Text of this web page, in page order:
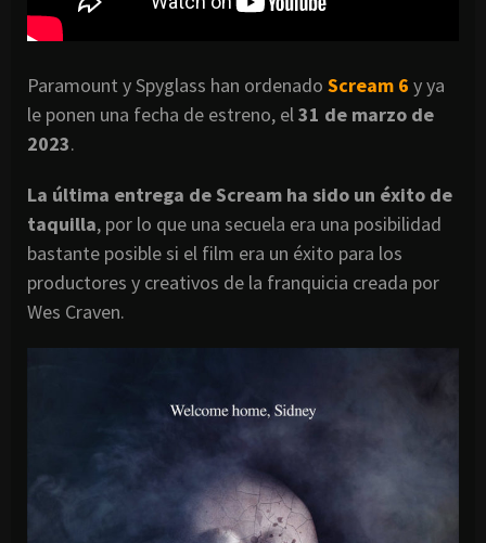
Paramount y Spyglass han ordenado Scream 6 y ya
le ponen una fecha de estreno, el31 de marzo de
2023.
La última entrega de Scream ha sido un éxito de
taquilla, por lo que una secuela era una posibilidad
bastante posible si el film era un éxito para los
productores y creativos de la franquicia creada por
Wes Craven.